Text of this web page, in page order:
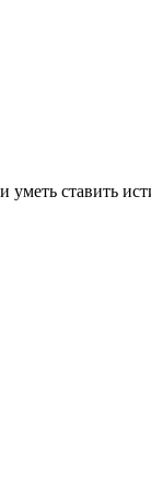
уметь ставить